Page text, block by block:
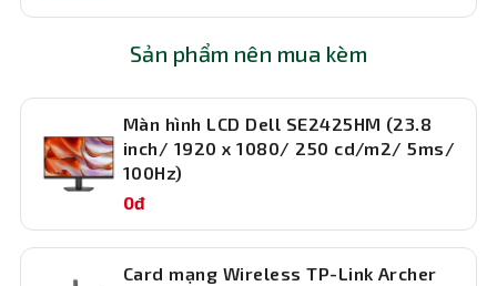
Lưu trữ tốc độ cao và khả năng xử lý dữ
liệu nhanh chóng
Ổ cứng SSD 256GB NVMe – Truy cập tức thì
TNC Văn Phòng I5414 được trang bị ổ cứng SSD PCIe
NVMe 256GB, mang lại tốc độ khởi động máy nhanh
Sản phẩm nên mua kèm
Màn hình LCD Dell SE2425HM (23.8
inch/ 1920 x 1080/ 250 cd/m2/ 5ms/
100Hz)
0đ
Card mạng Wireless TP-Link Archer